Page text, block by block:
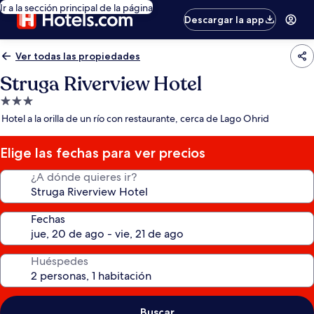
Ir a la sección principal de la página
Descargar la app
Ver todas las propiedades
Struga Riverview Hotel
Propiedad
de
estrellas
Hotel a la orilla de un río con restaurante, cerca de Lago Ohrid
Elige las fechas para ver precios
¿A dónde quieres ir?
Fechas
Huéspedes